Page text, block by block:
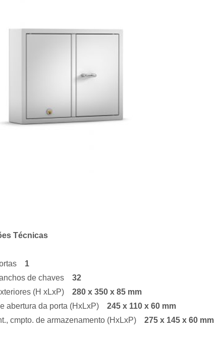
Técnicas
1
de chaves 32
(H xLxP)
280 x 350 x 85 mm
abertura da porta (HxLxP)
245 x 110 x 60 mm
cmpto. de armazenamento (HxLxP)
275 x 145 x 60 mm